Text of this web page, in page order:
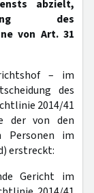
abzielt,
des
von Art. 31
– im
des
2014/41
der von den
Personen im
erstreckt:
Gericht im